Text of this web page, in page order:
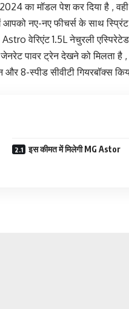
का मॉडल पेश कर दिया है ,
नए-नए फीचर्स के साथ
Astro वेरिएंट 1.5L नेचुरली
पावर ट्रेन देखने को मिलता है
8-स्पीड सीवीटी गियरबॉक्स
इस कीमत में मिलेगी MG Astor